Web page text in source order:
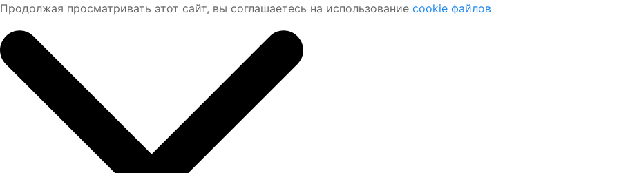
Продолжая просматривать этот сайт, вы соглашаетесь на использование cookie файлов